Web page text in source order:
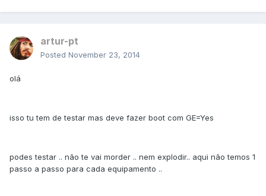
artur-pt
Posted November 23, 2014
olá
isso tu tem de testar mas deve fazer boot com GE=Yes
podes testar .. não te vai morder .. nem explodir.. aqui não temos 1
passo a passo para cada equipamento ..